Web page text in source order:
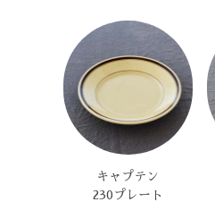
キャプテン
230プレート